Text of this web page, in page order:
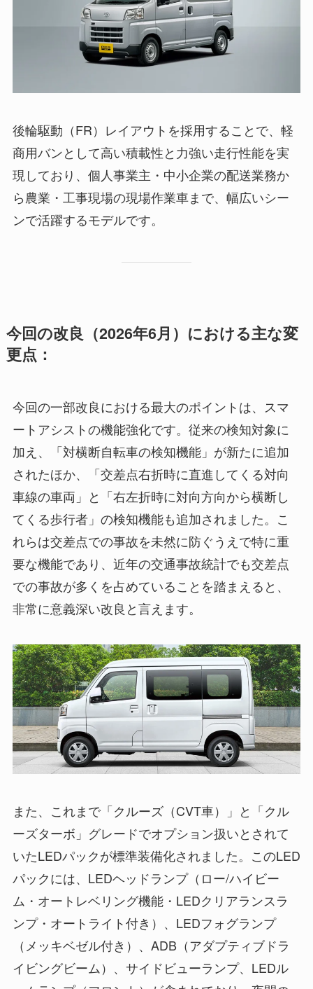
後輪駆動（FR）レイアウトを採用することで、軽
商用バンとして高い積載性と力強い走行性能を実
現しており、個人事業主・中小企業の配送業務か
ら農業・工事現場の現場作業車まで、幅広いシー
ンで活躍するモデルです。
今回の改良（2026年6月）における主な変
更点：
今回の一部改良における最大のポイントは、スマ
ートアシストの機能強化です。従来の検知対象に
加え、「対横断自転車の検知機能」が新たに追加
されたほか、「交差点右折時に直進してくる対向
車線の車両」と「右左折時に対向方向から横断し
てくる歩行者」の検知機能も追加されました。こ
れらは交差点での事故を未然に防ぐうえで特に重
要な機能であり、近年の交通事故統計でも交差点
での事故が多くを占めていることを踏まえると、
非常に意義深い改良と言えます。
また、これまで「クルーズ（CVT車）」と「クル
ーズターボ」グレードでオプション扱いとされて
いたLEDパックが標準装備化されました。このLED
パックには、LEDヘッドランプ（ロー/ハイビー
ム・オートレベリング機能・LEDクリアランスラ
ンプ・オートライト付き）、LEDフォグランプ
（メッキベゼル付き）、ADB（アダプティブドラ
イビングビーム）、サイドビューランプ、LEDル